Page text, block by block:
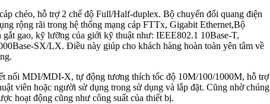
chéo, hỗ trợ 2 chế độ Full/Half-duplex. Bộ chuyển đổi quang điện
rộng rãi trong hệ thống mạng cáp FTTx, Gigabit Ethernet,Bộ
gao, kỹ lưỡng của giới kỹ thuật như: IEEE802.1 10Base-T,
SX/LX. Điều này giúp cho khách hàng hoàn toàn yên tâm về
nối MDI/MDI-X, tự động tương thích tốc độ 10M/100/1000M, hỗ trợ
viên hoặc người sử dụng trong sử dụng và lắp đặt. Cũng nhờ chúng
hoạt động cũng như công suất của thiết bị.